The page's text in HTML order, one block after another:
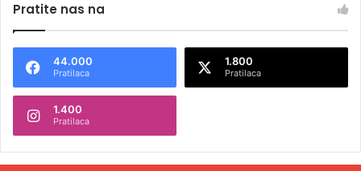
t
n
t
Pratite nas na
44.000
Pratilaca
1.800
Pratilaca
1.400
Pratilaca